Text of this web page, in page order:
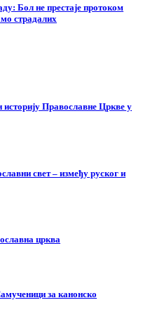
Бол не престаје протоком
страдалих
Православне Цркве у
свет – између руског и
црква
за канонско